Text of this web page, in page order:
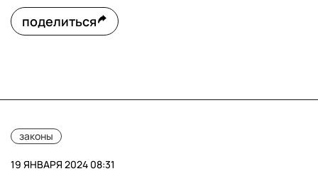
поделиться
законы
19 ЯНВАРЯ 2024 08:31